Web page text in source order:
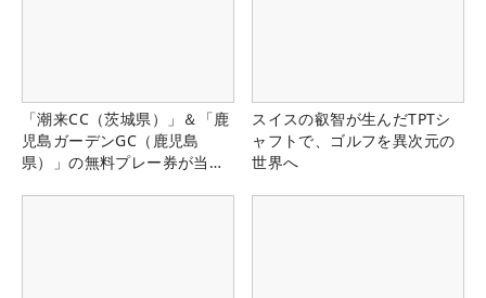
「潮来CC（茨城県）」＆「鹿
児島ガーデンGC（鹿児島
県）」の無料プレー券が当た
スイスの叡智が生んだTPTシ
ャフトで、ゴルフを異次元の
世界へ